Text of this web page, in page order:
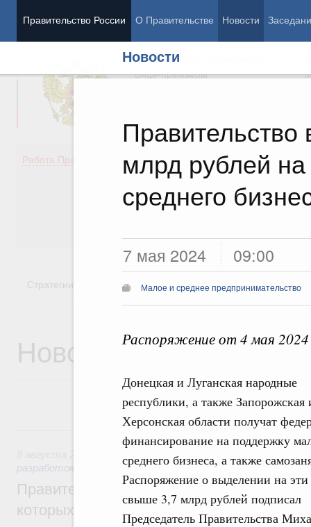
Правительство России О Правительстве Новости
Новости
млрд рублей
среднего
7 мая 2024 09:00
Малое и среднее предпринимательство
Распоряжение от 4 мая
Донецкая и Луганская народные
республики, а также Запорожская
Херсонская области получат
финансирование на поддержку
среднего бизнеса, а также
Распоряжение о выделении на
свыше 3,7 млрд рублей подписал
Председатель Правительства
Председатель Правительства
Вице-премьеры
Работа Правительства
Демография
Здоровье
Образование
Культура
Стратегии Государственные программы
Новости
8 августа, суббота
Государственная политика в сфере
разработок
Правительство расширило перечень
которых освобождаются от НДФЛ